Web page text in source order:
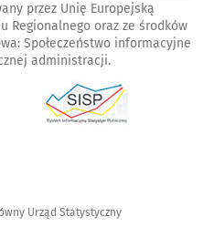
przez Unię Europejską
Regionalnego oraz ze środków
Społeczeństwo informacyjne
administracji.
Urząd Statystyczny